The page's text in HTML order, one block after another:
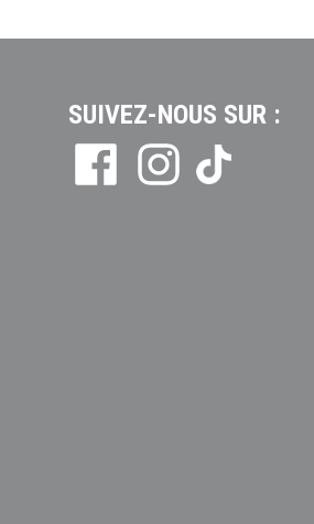
SUIVEZ-NOUS SUR :